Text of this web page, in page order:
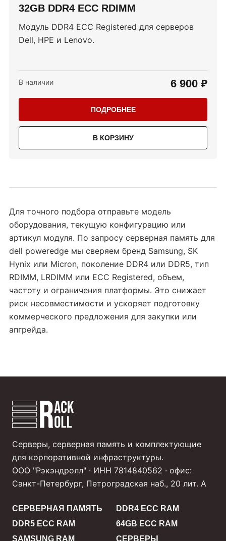
32GB DDR4 ECC RDIMM
Модуль DDR4 ECC Registered для серверов
Dell, HPE и Lenovo.
В наличии 6 900 ₽
ПОДРОБНЕЕ
В КОРЗИНУ
Для точного подбора отправьте модель
оборудования, текущую конфигурацию или
артикул модуля. По запросу серверная память для
dell poweredge мы сверяем бренд Samsung, SK
Hynix или Micron, поколение DDR4 или DDR5, тип
RDIMM, LRDIMM или ECC Registered, объем,
частоту и ограничения платформы. Это снижает
риск несовместимости и ускоряет подготовку
коммерческого предложения для закупки или
апгрейда.
Серверы, серверная память и комплектующие
для корпоративной инфраструктуры.
ООО "Рэкэндролл" · ИНН 7814840562 · офис:
Санкт-Петербург, Петроградская наб., 20 лит. А
СЕРВЕРНАЯ ПАМЯТЬ
DDR4 ECC RAM
DDR5 ECC RAM
64GB ECC RAM
SAMSUNG RAM
СЕРВЕРЫ